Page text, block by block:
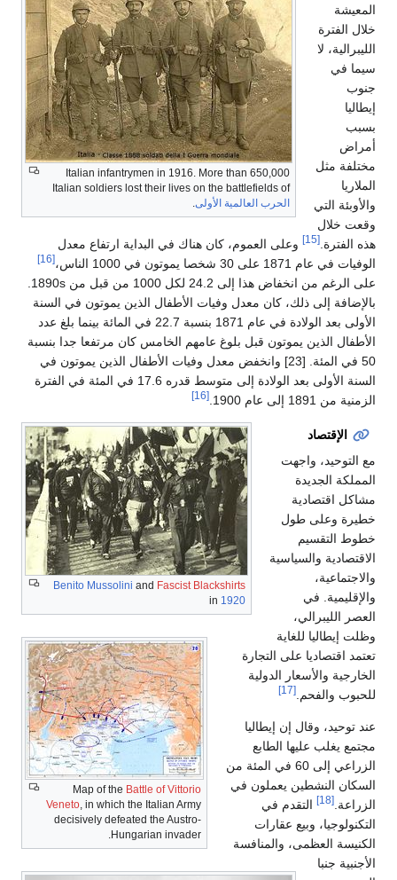
Italian infantrymen in 1916. More than 650,000
Italian soldiers lost their lives on the battlefields of
الحرب العالمية الأولى
المعيشة
خلال الفترة
الليبرالية، لا
سيما في
جنوب
إيطاليا
بسبب
أمراض
مختلفة مثل
الملاريا
والأوبئة التي
وقعت خلال
هذه الفترة. [15]
وعلى العموم، كان هناك في البداية ارتفاع معدل
الوفيات في عام 1871 على 30 شخصا يموتون في 1000 الناس،
[16]
بالإضافة إلى ذلك، كان معدل وفيات الأطفال الذين يموتون في السنة
الأولى بعد الولادة في عام 1871 بنسبة 22.7 في المائة بينما بلغ عدد
الأطفال الذين يموتون قبل بلوغ عامهم الخامس كان مرتفعا جدا بنسبة
50 في المئة. [23] وانخفض معدل وفيات الأطفال الذين يموتون في
السنة الأولى بعد الولادة إلى متوسط ​​قدره 17.6 في المئة في الفترة
الزمنية من 1891 إلى عام 1900.
[16]
Benito Mussolini and Fascist Blackshirts
in 1920
الإقتصاد
Map of the Battle of Vittorio
Veneto , in which the Italian Army
decisively defeated the Austro-
Hungarian invader.
مع التوحيد، واجهت
المملكة الجديدة
مشاكل اقتصادية
خطيرة وعلى طول
خطوط التقسيم
الاقتصادية والسياسية
والاجتماعية،
والإقليمية. في
العصر الليبرالي،
وظلت إيطاليا للغاية
تعتمد اقتصاديا على التجارة
الخارجية والأسعار الدولية
للحبوب والفحم. [17]
عند توحيد، وقال إن إيطاليا
مجتمع يغلب عليها الطابع
الزراعي إلى 60 في المئة من
السكان النشطين يعملون في
الزراعة. [18]
التقدم في
التكنولوجيا، وبيع عقارات
الكنيسة العظمى، والمنافسة
الأجنبية جنبا